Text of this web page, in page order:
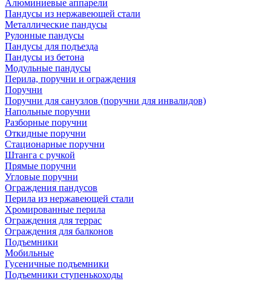
Алюминиевые аппарели
Пандусы из нержавеющей стали
Металлические пандусы
Рулонные пандусы
Пандусы для подъезда
Пандусы из бетона
Модульные пандусы
Перила, поручни и ограждения
Поручни
Поручни для санузлов (поручни для инвалидов)
Напольные поручни
Разборные поручни
Откидные поручни
Стационарные поручни
Штанга с ручкой
Прямые поручни
Угловые поручни
Ограждения пандусов
Перила из нержавеющей стали
Хромированные перила
Ограждения для террас
Ограждения для балконов
Подъемники
Мобильные
Гусеничные подъемники
Подъемники ступенькоходы